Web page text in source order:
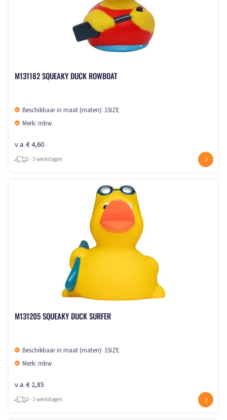
M131182 SQUEAKY DUCK ROWBOAT
Beschikbaar in maat (maten): 1SIZE
Merk: mbw
v.a. € 4,60
2 - 3 werkdagen
M131205 SQUEAKY DUCK SURFER
Beschikbaar in maat (maten): 1SIZE
Merk: mbw
v.a. € 2,85
2 - 3 werkdagen